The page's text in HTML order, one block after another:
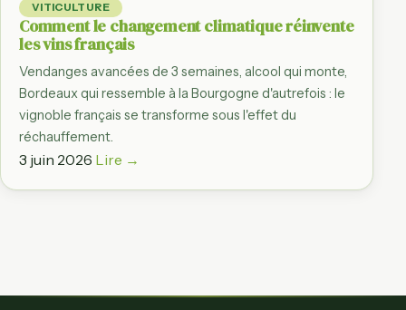
VITICULTURE
Comment le changement climatique réinvente
les vins français
Vendanges avancées de 3 semaines, alcool qui monte,
Bordeaux qui ressemble à la Bourgogne d'autrefois : le
vignoble français se transforme sous l'effet du
réchauffement.
3 juin 2026 Lire →